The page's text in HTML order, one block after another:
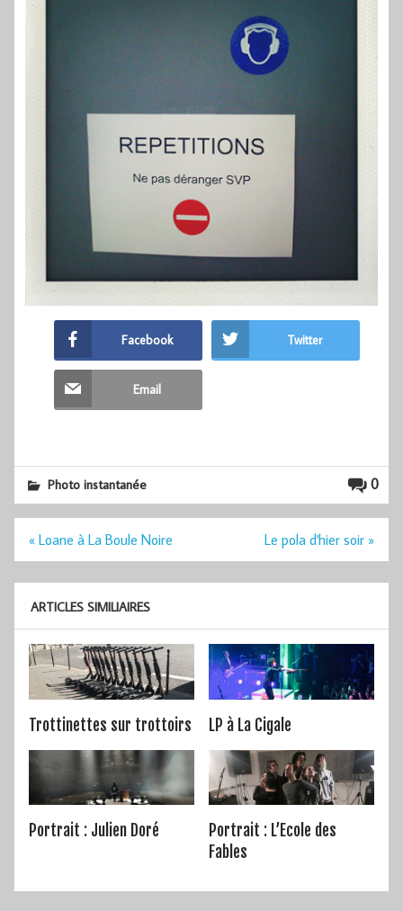
Facebook Twitter
Email
0
Photo instantanée
Navigation
« Loane à La Boule Noire Le pola d'hier soir »
ARTICLES SIMILIAIRES
Trottinettes sur trottoirs LP à La Cigale
Portrait : Julien Doré
Portrait : L’Ecole des
Fables